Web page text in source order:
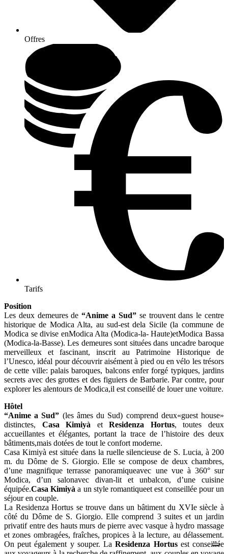
Offres
Tarifs
Position
Les deux demeures de“Anime a Sud”se trouvent dans le centre
historique de Modica Alta, au sud-est dela Sicile (la commune de
Modica se divise enModica Alta (Modica-la- Haute)etModica Bassa
(Modica-la-Basse). Les demeures sont situées dans uncadre baroque
merveilleux et fascinant, inscrit au Patrimoine Historique de
l’Unesco, idéal pour découvrir aisément à pied ou en vélo les trésors
de cette ville: palais baroques, balcons enfer forgé typiques, jardins
secrets avec des grottes et des figuiers de Barbarie. Par contre, pour
explorer les alentours de Modica,il est conseillé de louer une voiture.
Hôtel
“Anime a Sud” (les âmes du Sud) comprend deux«guest house»
distinctes, Casa Kimiyà etResidenza Hortus, toutes deux
accueillantes et élégantes, portant la trace de l’histoire des deux
bâtiments,mais dotées de tout le confort moderne.
Casa Kimiyà est située dans la ruelle silencieuse de S. Lucia, à 200
m. du Dôme de S. Giorgio. Elle se compose de deux chambres,
d’une magnifique terrasse panoramiqueavec une vue à 360° sur
Modica, d’un salonavec divan-lit et unbalcon, d’une cuisine
équipée.Casa Kimiyà a un style romantiqueet est conseillée pour un
séjour en couple.
La Residenza Hortus se trouve dans un bâtiment du XVIe siècle à
côté du Dôme de S. Giorgio. Elle comprend 3 suites et un jardin
privatif entre des hauts murs de pierre avec vasque à hydro massage
et zones ombragées, fraîches, propices à la lecture, au délassement.
On peut également y souper. LaResidenza Hortusest conseillée